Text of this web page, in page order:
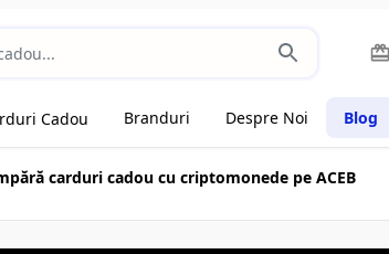
Cadou Branduri Despre Noi Blog
carduri cadou cu criptomonede pe ACEB